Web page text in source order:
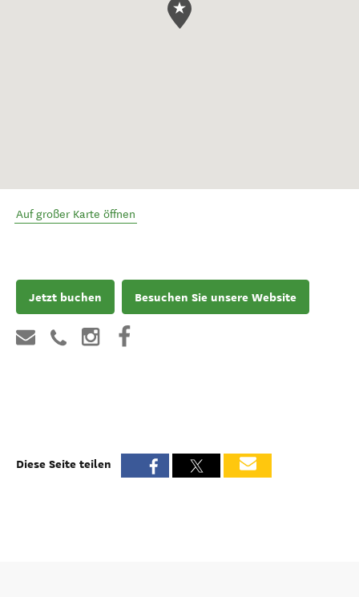
Auf großer Karte öffnen
Jetzt buchen Besuchen Sie unsere Website
Diese Seite teilen